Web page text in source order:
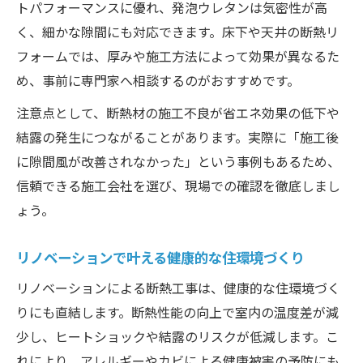
トパフォーマンスに優れ、発泡ウレタンは気密性が高
く、細かな隙間にも対応できます。床下や天井の断熱リ
フォームでは、厚みや施工方法によって効果が異なるた
め、事前に専門家へ相談するのがおすすめです。
注意点として、断熱材の施工不良が省エネ効果の低下や
結露の発生につながることがあります。実際に「施工後
に隙間風が改善されなかった」という事例もあるため、
信頼できる施工会社を選び、現場での確認を徹底しまし
ょう。
リノベーションで叶える健康的な住環境づくり
リノベーションによる断熱工事は、健康的な住環境づく
りにも直結します。断熱性能の向上で室内の温度差が減
少し、ヒートショックや結露のリスクが低減します。こ